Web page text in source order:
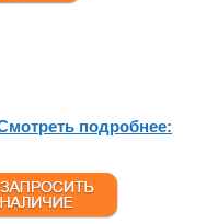
подробнее: